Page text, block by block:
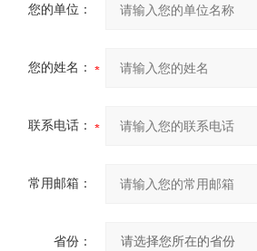
您的单位：
您的姓名：
联系电话：
常用邮箱：
省份：